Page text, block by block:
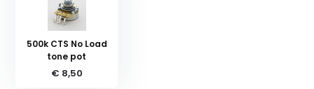
500k CTS No Load
tone pot
€ 8,50